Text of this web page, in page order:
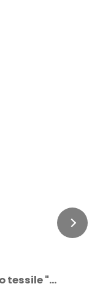
tessile "...